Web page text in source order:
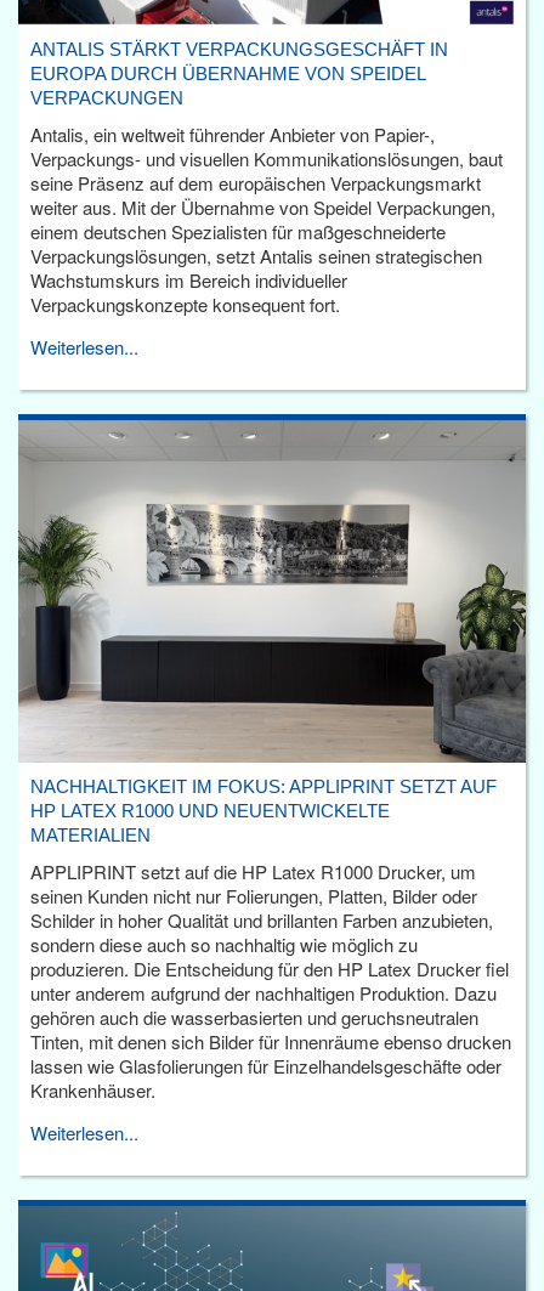
ANTALIS STÄRKT VERPACKUNGSGESCHÄFT IN
EUROPA DURCH ÜBERNAHME VON SPEIDEL
VERPACKUNGEN
Antalis, ein weltweit führender Anbieter von Papier-,
Verpackungs- und visuellen Kommunikationslösungen, baut
seine Präsenz auf dem europäischen Verpackungsmarkt
weiter aus. Mit der Übernahme von Speidel Verpackungen,
einem deutschen Spezialisten für maßgeschneiderte
Verpackungslösungen, setzt Antalis seinen strategischen
Wachstumskurs im Bereich individueller
Verpackungskonzepte konsequent fort.
Weiterlesen...
NACHHALTIGKEIT IM FOKUS: APPLIPRINT SETZT AUF
HP LATEX R1000 UND NEUENTWICKELTE
MATERIALIEN
APPLIPRINT setzt auf die HP Latex R1000 Drucker, um
seinen Kunden nicht nur Folierungen, Platten, Bilder oder
Schilder in hoher Qualität und brillanten Farben anzubieten,
sondern diese auch so nachhaltig wie möglich zu
produzieren. Die Entscheidung für den HP Latex Drucker fiel
unter anderem aufgrund der nachhaltigen Produktion. Dazu
gehören auch die wasserbasierten und geruchsneutralen
Tinten, mit denen sich Bilder für Innenräume ebenso drucken
lassen wie Glasfolierungen für Einzelhandelsgeschäfte oder
Krankenhäuser.
Weiterlesen...